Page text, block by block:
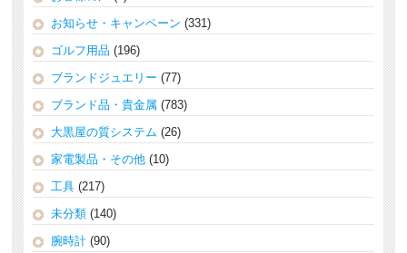
お知らせ・キャンペーン (331)
ゴルフ用品 (196)
ブランドジュエリー (77)
ブランド品・貴金属 (783)
大黒屋の質システム (26)
家電製品・その他 (10)
工具 (217)
未分類 (140)
腕時計 (90)